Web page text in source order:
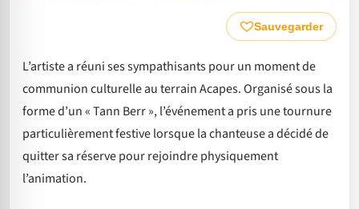
Sauvegarder
L’artiste a réuni ses sympathisants pour un moment de
communion culturelle au terrain Acapes. Organisé sous la
forme d’un « Tann Berr », l’événement a pris une tournure
particulièrement festive lorsque la chanteuse a décidé de
quitter sa réserve pour rejoindre physiquement
l’animation.